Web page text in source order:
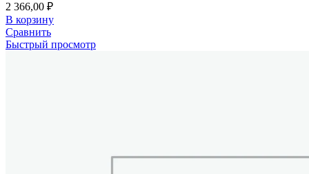
2 366,00 ₽
В корзину
Сравнить
Быстрый просмотр